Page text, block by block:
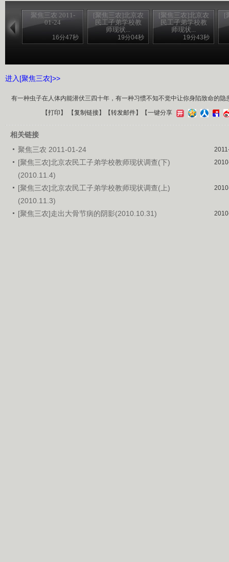
聚焦三农 2011-
01-24
16分47秒
[聚焦三农]北京农
民工子弟学校教
师现状...
19分04秒
[聚焦三农]北京农
民工子弟学校教
师现状...
19分43秒
[
进入[聚焦三农]>>
有一种虫子在人体内能潜伏三四十年，有一种习惯不知不觉中让你身陷致命的隐
【打印 】 【复制链接】【转发邮件】 【一键分享
相关链接
聚焦三农 2011-01-24
[聚焦三农]北京农民工子弟学校教师现状调查(下)
(2010.11.4)
[聚焦三农]北京农民工子弟学校教师现状调查(上)
(2010.11.3)
[聚焦三农]走出大骨节病的阴影(2010.10.31)